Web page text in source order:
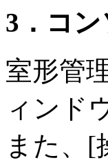
3．コ
室形管
ィンド
また、[